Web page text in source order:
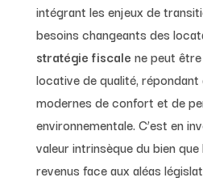
intégrant les enjeux de
besoins changeants des
stratégie fiscale ne peut
locative de qualité,
modernes de confort et de
environnementale. C’est en
valeur intrinsèque du bien que
revenus face aux aléas